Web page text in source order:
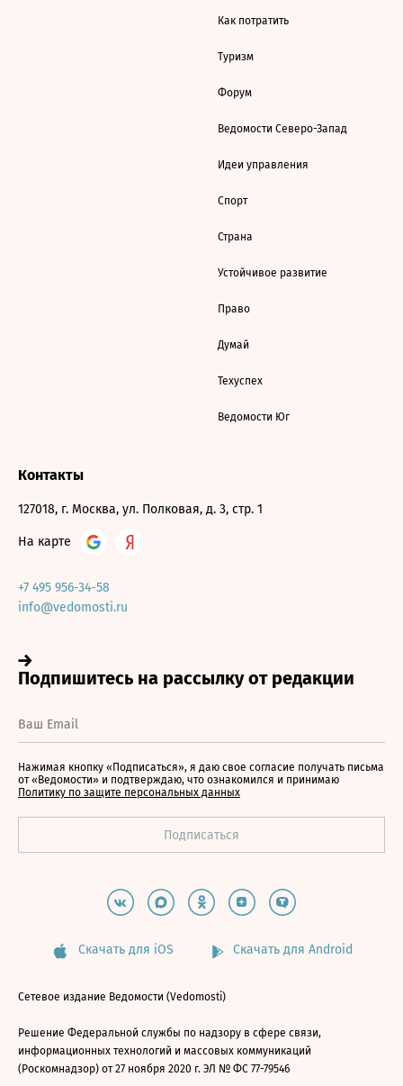
Как потратить
Туризм
Форум
Ведомости Северо-Запад
Идеи управления
Спорт
Страна
Устойчивое развитие
Право
Думай
Техуспех
Ведомости Юг
Контакты
127018, г. Москва, ул. Полковая, д. 3, стр. 1
На карте
+7 495 956-34-58
info@vedomosti.ru
Нажимая кнопку «Подписаться», я даю свое согласие получать письма
от «Ведомости» и подтверждаю, что ознакомился и принимаю
Политику по защите персональных данных
Скачать для iOS Скачать для Android
Сетевое издание Ведомости (Vedomosti)
Решение Федеральной службы по надзору в сфере связи,
информационных технологий и массовых коммуникаций
(Роскомнадзор) от 27 ноября 2020 г. ЭЛ № ФС 77-79546